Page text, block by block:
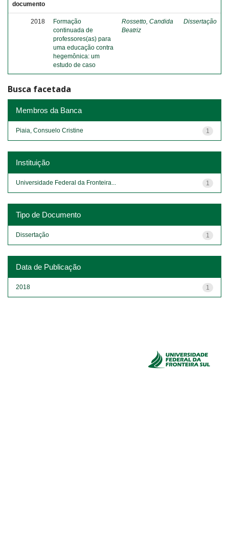
documento
2018
Formação
continuada de
professores(as) para
uma educação contra
hegemônica: um
estudo de caso
Rossetto, Candida
Beatriz
Dissertação
Busca facetada
Membros da Banca
1
Piaia, Consuelo Cristine
Instituição
1
Universidade Federal da Fronteira...
Tipo de Documento
1
Dissertação
Data de Publicação
1
2018